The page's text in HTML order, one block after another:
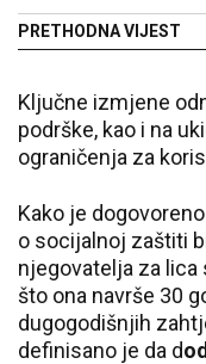
PRETHODNA VIJEST
Ključne izmjene
podrške, kao i na
ograničenja za
Kako je
o socijalnoj zaštiti
njegovatelja za lica
što ona navrše 30
dugogodišnjih
definisano je da d